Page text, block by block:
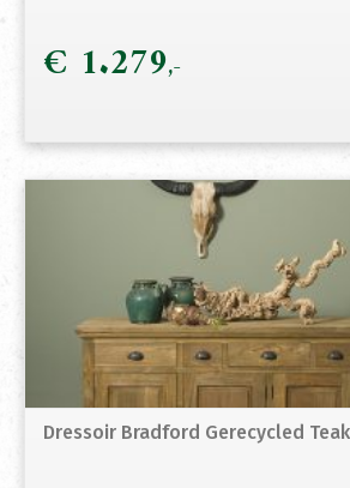
€ 1.279
Dressoir Bradford Gerecycled